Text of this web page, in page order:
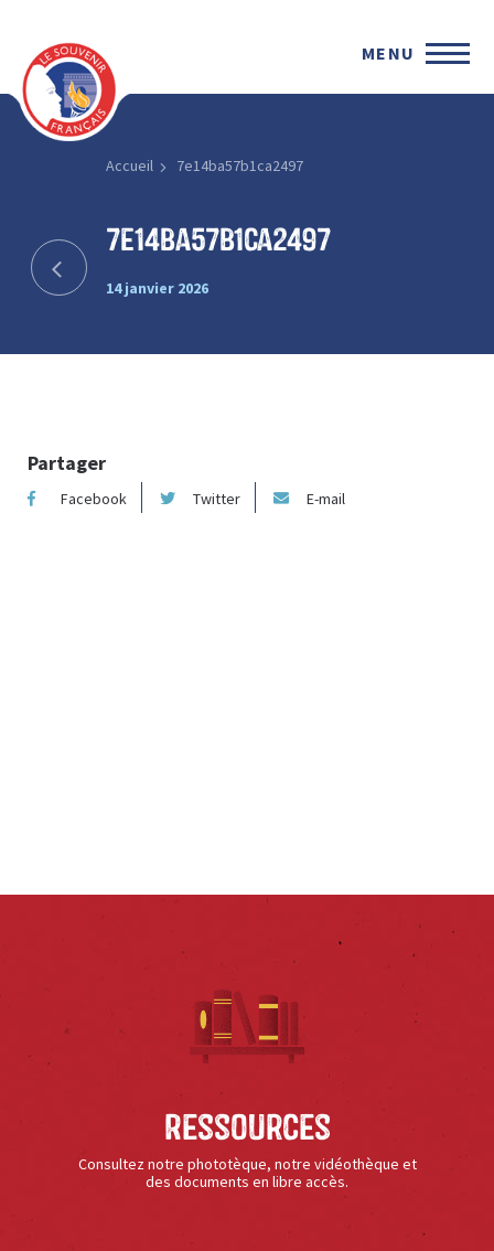
MENU
Accueil 7e14ba57b1ca2497
7e14ba57b1ca2497
14 janvier 2026
Partager
Facebook Twitter E-mail
Ressources
Consultez notre phototèque, notre vidéothèque et
des documents en libre accès.